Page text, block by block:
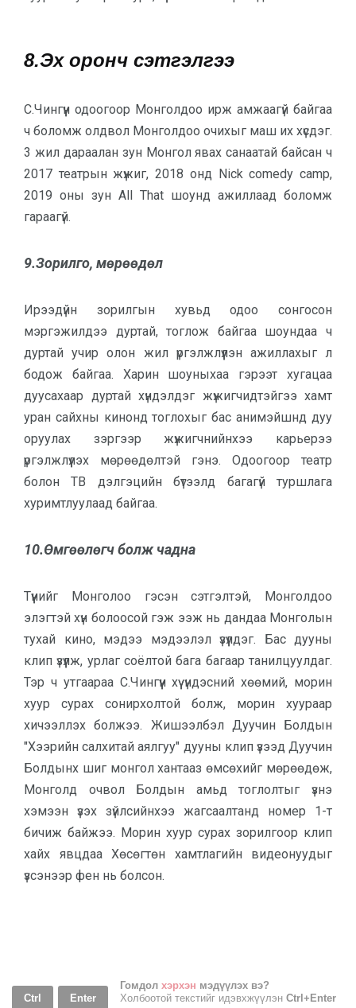
8.Эх оронч сэтгэлгээ
С.Чингүүн одоогоор Монголдоо ирж амжаагүй байгаа
ч боломж олдвол Монголдоо очихыг маш их хүсдэг.
3 жил дараалан зун Монгол явах санаатай байсан ч
2017 театрын жүжиг, 2018 онд Nick comedy camp,
2019 оны зун All That шоунд ажиллаад боломж
гараагүй.
9.Зорилго, мөрөөдөл
Ирээдүйн зорилгын хувьд одоо сонгосон
мэргэжилдээ дуртай, тоглож байгаа шоундаа ч
дуртай учир олон жил үргэлжлүүлэн ажиллахыг л
бодож байгаа. Харин шоуныхаа гэрээт хугацаа
дуусахаар дуртай хүндэлдэг жүжигчидтэйгээ хамт
уран сайхны кинонд тоглохыг бас анимэйшнд дуу
оруулах зэргээр жүжигчнийнхээ карьерээ
үргэлжлүүлэх мөрөөдөлтэй гэнэ. Одоогоор театр
болон ТВ дэлгэцийн бүтээлд багагүй туршлага
хуримтлуулаад байгаа.
10.Өмгөөлөгч болж чадна
Түүнийг Монголоо гэсэн сэтгэлтэй, Монголдоо
элэгтэй хүн болоосой гэж ээж нь дандаа Монголын
тухай кино, мэдээ мэдээлэл үзүүлдэг. Бас дууны
клип үзүүлж, урлаг соёлтой бага багаар танилцуулдаг.
Тэр ч утгаараа С.Чингүүн хүү үндэсний хөөмий, морин
хуур сурах сонирхолтой болж, морин хуураар
хичээллэх болжээ. Жишээлбэл Дуучин Болдын
"Хээрийн салхитай аялгуу" дууны клип үзээд Дуучин
Болдынх шиг монгол хантааз өмсөхийг мөрөөдөж,
Монголд очвол Болдын амьд тоглолтыг үзнэ
хэмээн үзэх зүйлсийнхээ жагсаалтанд номер 1-т
бичиж байжээ. Морин хуур сурах зорилгоор клип
хайх явцдаа Хөсөгтөн хамтлагийн видеонуудыг
үзсэнээр фен нь болсон.
Ctrl Enter
Гомдол хэрхэн мэдүүлэх вэ?
Холбоотой текстийг идэвхжүүлэн Ctrl+Enter